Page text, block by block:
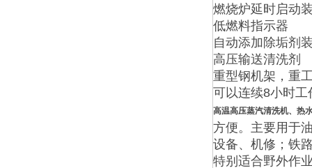
燃烧炉延时启动
低燃料指示器
自动添加除垢剂
高压输送清洗剂
重型钢机架，重
可以连续8小时
高温高压蒸汽清洗机、热
方便。主要用于
设备、机修；铁
特别适合野外作